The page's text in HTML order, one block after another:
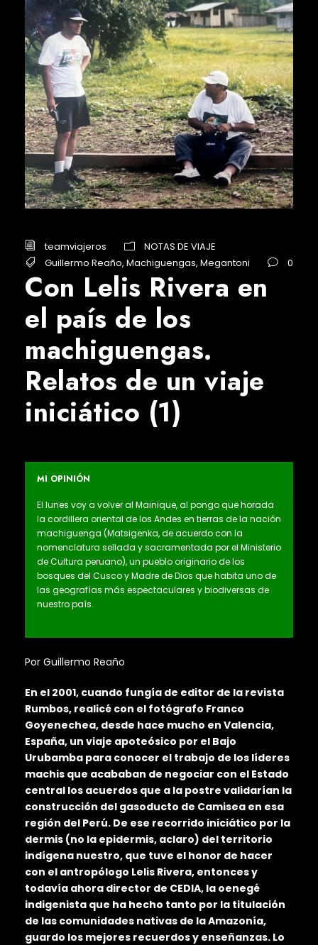
teamviajeros
NOTAS DE VIAJE
Guillermo Reaño, Machiguengas, Megantoni 0
Con Lelis Rivera en
el país de los
machiguengas.
Relatos de un viaje
iniciático (1)
MI OPINIÓN
El lunes voy a volver al Mainique, al pongo que horada
la cordillera oriental de los Andes en tierras de la nación
machiguenga (Matsigenka, de acuerdo con la
nomenclatura sellada y sacramentada por el Ministerio
de Cultura peruano), un pueblo originario de los
bosques del Cusco y Madre de Dios que habita uno de
las geografías más espectaculares y biodiversas de
nuestro país.
Por Guillermo Reaño
En el 2001, cuando fungía de editor de la revista
Rumbos, realicé con el fotógrafo Franco
Goyenechea, desde hace mucho en Valencia,
España, un viaje apoteósico por el Bajo
Urubamba para conocer el trabajo de los líderes
machis que acababan de negociar con el Estado
central los acuerdos que a la postre validarían la
construcción del gasoducto de Camisea en esa
región del Perú. De ese recorrido iniciático por la
dermis (no la epidermis, aclaro) del territorio
indígena nuestro, que tuve el honor de hacer
con el antropólogo Lelis Rivera, entonces y
todavía ahora director de CEDIA, la oenegé
indigenista que ha hecho tanto por la titulación
de las comunidades nativas de la Amazonía,
guardo los mejores recuerdos y enseñanzas. Lo